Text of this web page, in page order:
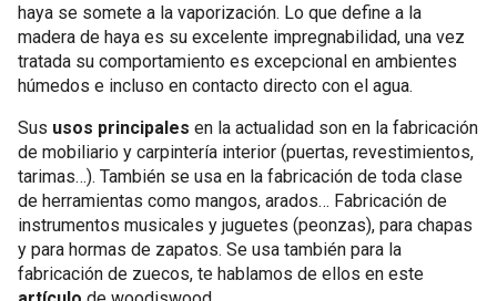
haya se somete a la vaporización. Lo que define a la
madera de haya es su excelente impregnabilidad, una vez
tratada su comportamiento es excepcional en ambientes
húmedos e incluso en contacto directo con el agua.
Sus usos principales en la actualidad son en la fabricación
de mobiliario y carpintería interior (puertas, revestimientos,
tarimas…). También se usa en la fabricación de toda clase
de herramientas como mangos, arados… Fabricación de
instrumentos musicales y juguetes (peonzas), para chapas
y para hormas de zapatos. Se usa también para la
fabricación de zuecos, te hablamos de ellos en este